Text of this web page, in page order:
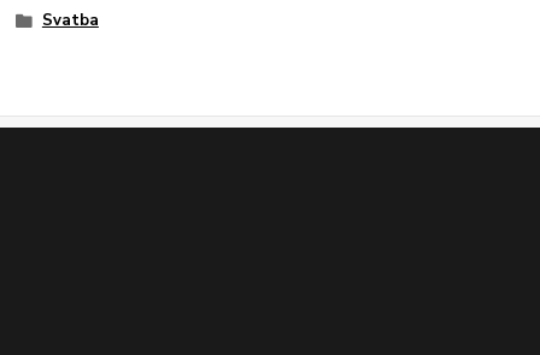
Svatba